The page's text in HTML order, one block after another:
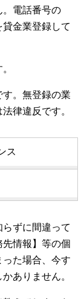
。電話番号の
貸金業登録して
。無登録の業
律違反です。
ス
ずに間違って
先情報】等の個
た場合、今す
ありません。